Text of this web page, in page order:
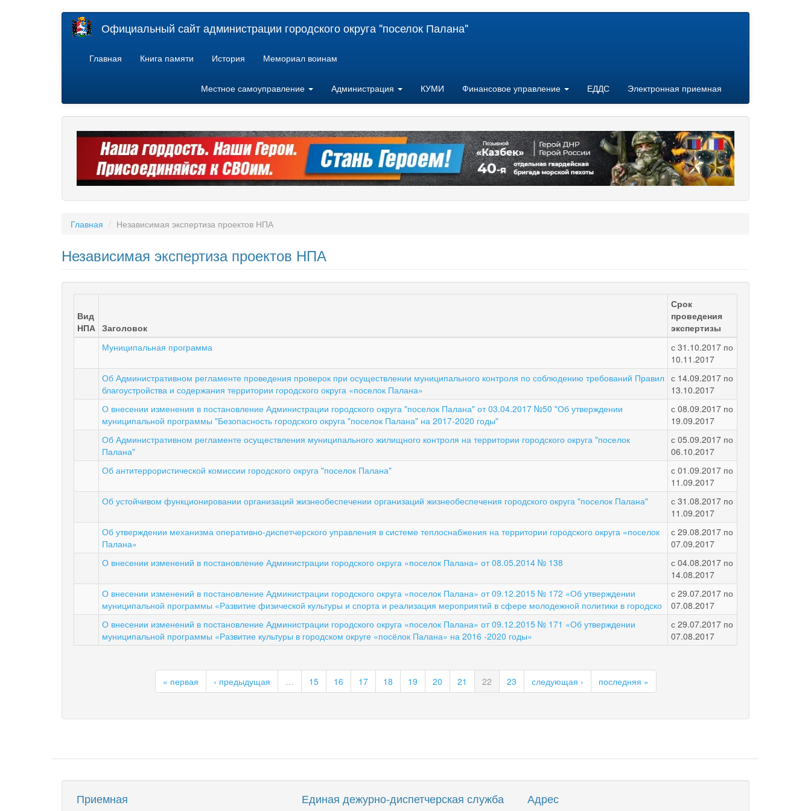
Официальный сайт администрации городского округа "поселок Палана"
Главная Книга памяти История Мемориал воинам
Местное самоуправление Администрация КУМИ Финансовое управление ЕДДС Электронная приемная
Главная Независимая экспертиза проектов НПА
Независимая экспертиза проектов НПА
Вид
НПА Заголовок
Срок
проведения
экспертизы
Муниципальная программа
с 31.10.2017 по
10.11.2017
Об Административном регламенте проведения проверок при осуществлении муниципального контроля по соблюдению требований Правил
благоустройства и содержания территории городского округа «поселок Палана»
с 14.09.2017 по
13.10.2017
О внесении изменения в постановление Администрации городского округа "поселок Палана" от 03.04.2017 №50 "Об утверждении
муниципальной программы "Безопасность городского округа "поселок Палана" на 2017-2020 годы"
с 08.09.2017 по
19.09.2017
Об Административном регламенте осуществления муниципального жилищного контроля на территории городского округа "поселок
Палана"
с 05.09.2017 по
06.10.2017
Об антитеррористической комиссии городского округа "поселок Палана"
с 01.09.2017 по
11.09.2017
Об устойчивом функционировании организаций жизнеобеспечении организаций жизнеобеспечения городского округа "поселок Палана"
с 31.08.2017 по
11.09.2017
Об утверждении механизма оперативно-диспетчерского управления в системе теплоснабжения на территории городского округа «поселок
Палана»
с 29.08.2017 по
07.09.2017
О внесении изменений в постановление Администрации городского округа «поселок Палана» от 08.05.2014 № 138
с 04.08.2017 по
14.08.2017
О внесении изменений в постановление Администрации городского округа «поселок Палана» от 09.12.2015 № 172 «Об утверждении
муниципальной программы «Развитие физической культуры и спорта и реализация мероприятий в сфере молодежной политики в городско
с 29.07.2017 по
07.08.2017
О внесении изменений в постановление Администрации городского округа «поселок Палана» от 09.12.2015 № 171 «Об утверждении
муниципальной программы «Развитие культуры в городском округе «посёлок Палана» на 2016 -2020 годы»
с 29.07.2017 по
07.08.2017
« первая ‹ предыдущая … 15 16 17 18 19 20 21 22 23 следующая › последняя »
Приемная Единая дежурно-диспетчерская служба Адрес